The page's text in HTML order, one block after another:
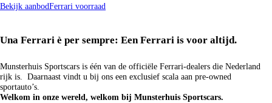
Bekijk aanbodFerrari voorraad
Una Ferrari è per sempre: Een Ferrari is voor altijd.
Munsterhuis Sportscars is één van de officiële Ferrari-dealers die Nederland
rijk is. Daarnaast vindt u bij ons een exclusief scala aan pre-owned
sportauto’s.
Welkom in onze wereld, welkom bij Munsterhuis Sportscars.